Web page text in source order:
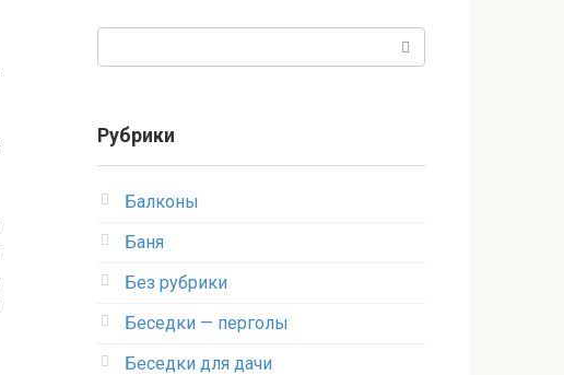
Рубрики
Балконы
Баня
Без рубрики
Беседки — перголы
Беседки для дачи